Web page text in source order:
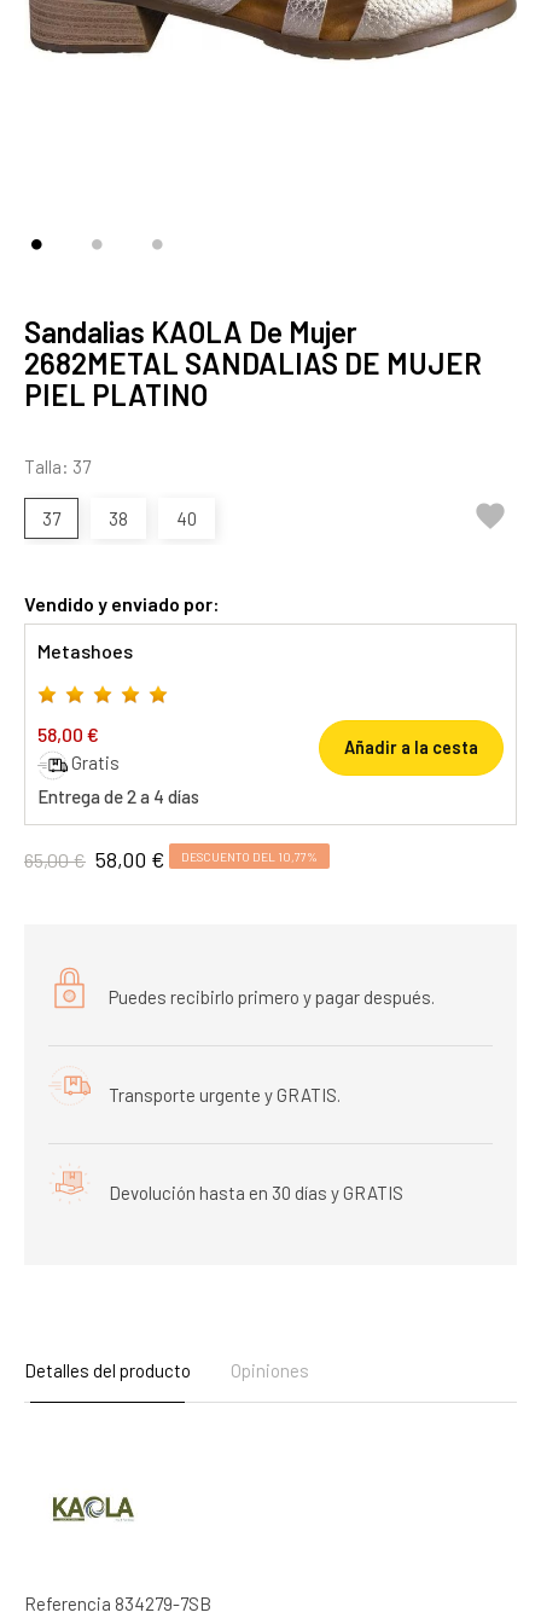
Sandalias KAOLA De Mujer
2682METAL SANDALIAS DE MUJER
PIEL PLATINO
Talla: 37
37 38 40 
Vendido y enviado por:
Metashoes
58,00 €
Gratis
Entrega de 2 a 4 días
Añadir a la cesta
65,00 € 58,00 € DESCUENTO DEL 10,77%
Puedes recibirlo primero y pagar después.
Transporte urgente y GRATIS.
Devolución hasta en 30 días y GRATIS
Detalles del producto Opiniones
Referencia 834279-7SB